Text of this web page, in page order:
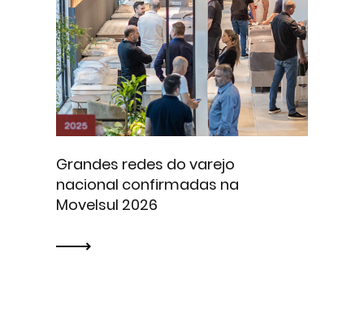
Grandes redes do varejo
nacional confirmadas na
Movelsul 2026